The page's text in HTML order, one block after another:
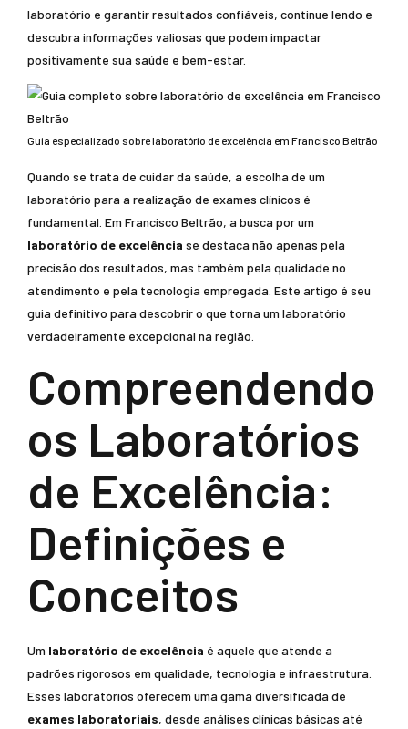
laboratório e garantir resultados confiáveis, continue lendo e
descubra informações valiosas que podem impactar
positivamente sua saúde e bem-estar.
Guia especializado sobre laboratório de excelência em Francisco Beltrão
Quando se trata de cuidar da saúde, a escolha de um
laboratório para a realização de exames clínicos é
fundamental. Em Francisco Beltrão, a busca por um
laboratório de excelência se destaca não apenas pela
precisão dos resultados, mas também pela qualidade no
atendimento e pela tecnologia empregada. Este artigo é seu
guia definitivo para descobrir o que torna um laboratório
verdadeiramente excepcional na região.
Compreendendo
os Laboratórios
de Excelência:
Definições e
Conceitos
Um laboratório de excelência é aquele que atende a
padrões rigorosos em qualidade, tecnologia e infraestrutura.
Esses laboratórios oferecem uma gama diversificada de
exames laboratoriais, desde análises clínicas básicas até